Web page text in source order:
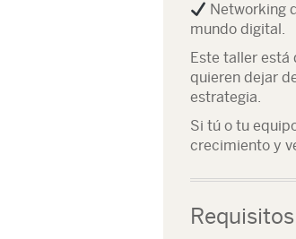
Networking
mundo digital.
Este taller está
quieren dejar
estrategia.
Si tú o tu
crecimiento y